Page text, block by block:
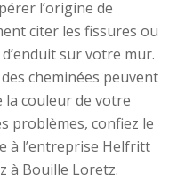
l’origine de
citer les fissures ou
sur votre mur.
cheminées peuvent
la couleur de votre
problèmes, confiez le
à l’entreprise Helfritt
à Bouille Loretz.